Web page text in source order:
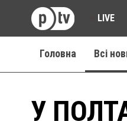
LIVE
Головна Всі
У